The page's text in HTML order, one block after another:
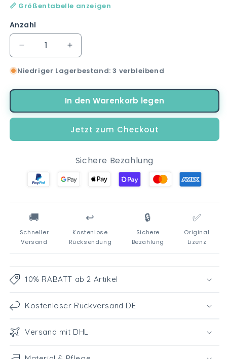
📏 Größentabelle anzeigen
Anzahl
Verringere
die
Menge
Minecraft
Wasserflasche
Erhöhe
die
Menge
Minecraft
Creeper
Wasserflasche
ml
Niedriger Lagerbestand: 3 verbleibend
In den Warenkorb legen
Jetzt zum Checkout
Sichere Bezahlung
🚚
Schneller
Versand
↩️
Kostenlose
Rücksendung
🔒
Sichere
Bezahlung
✅
Original
Lizenz
10% RABATT ab 2 Artikel
Kostenloser Rückversand DE
Versand mit DHL